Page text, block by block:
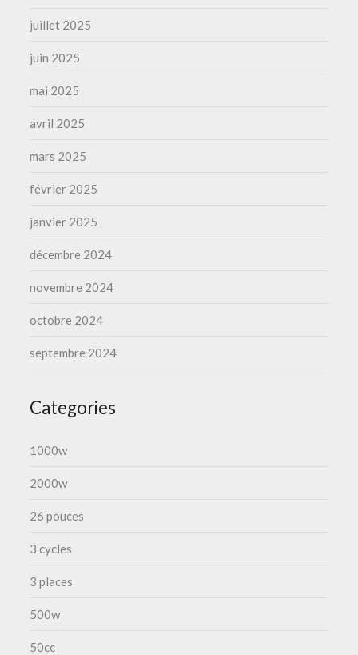
juillet 2025
juin 2025
mai 2025
avril 2025
mars 2025
février 2025
janvier 2025
décembre 2024
novembre 2024
octobre 2024
septembre 2024
Categories
1000w
2000w
26 pouces
3 cycles
3 places
500w
50cc